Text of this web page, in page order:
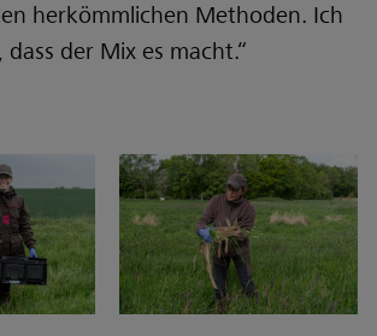
herkömmlichen Methoden. Ich
der Mix es macht.“